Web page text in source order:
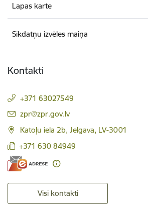
Lapas karte
Sīkdatņu izvēles maiņa
Kontakti
+371 63027549
E-pasts:
zpr@zpr.gov.lv
Katoļu iela 2b, Jelgava, LV-3001
+371 630 84949
Visi kontakti